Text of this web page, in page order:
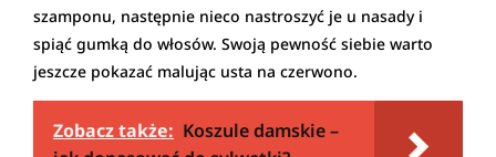
szamponu, następnie nieco nastroszyć je u nasady i
spiąć gumką do włosów. Swoją pewność siebie warto
jeszcze pokazać malując usta na czerwono.
Zobacz także: Koszule damskie –